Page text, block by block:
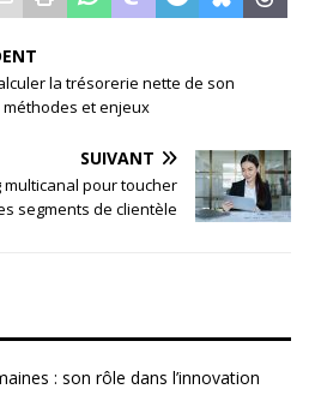
la trésorerie nette de son
et enjeux
SUIVANT
multicanal pour toucher
segments de clientèle
: son rôle dans l’innovation